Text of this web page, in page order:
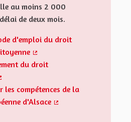
au moins 2 000
de deux mois.
d'emploi du droit
(Lien externe)
du droit
externe)
les compétences de la
d'Alsace